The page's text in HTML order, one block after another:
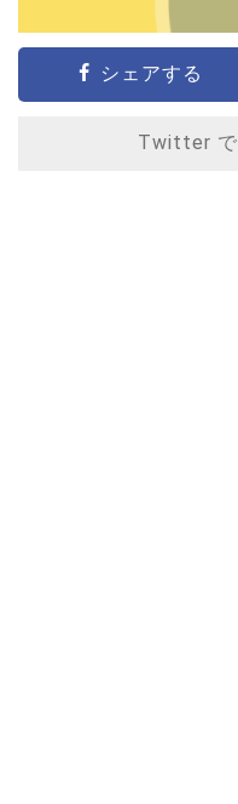
シェアする
Twitter で